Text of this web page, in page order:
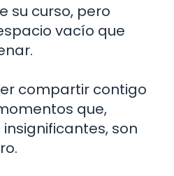
su curso, pero
vacío que
compartir contigo
que,
son